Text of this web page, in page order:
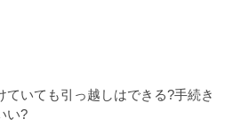
ていても引っ越しはできる?手続き
い?